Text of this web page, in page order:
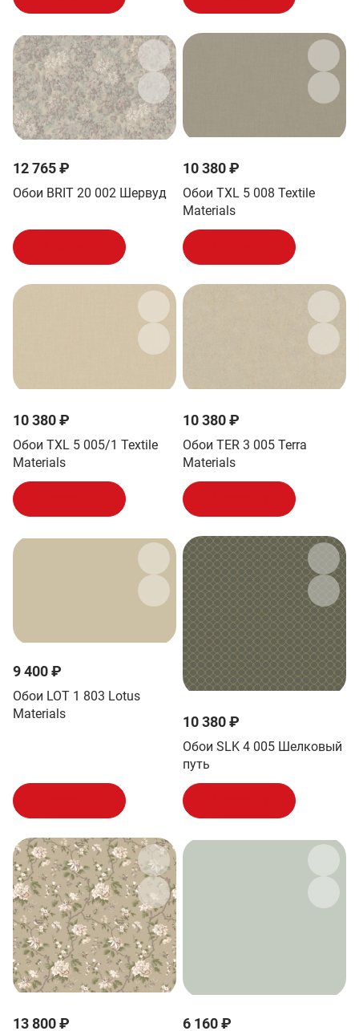
12 765 ₽
Обои BRIT 20 002 Шервуд
10 380 ₽
Обои TXL 5 008 Textile
Materials
10 380 ₽
Обои TXL 5 005/1 Textile
Materials
10 380 ₽
Обои TER 3 005 Terra
Materials
9 400 ₽
Обои LOT 1 803 Lotus
Materials
10 380 ₽
Обои SLK 4 005 Шелковый
путь
13 800 ₽ 6 160 ₽